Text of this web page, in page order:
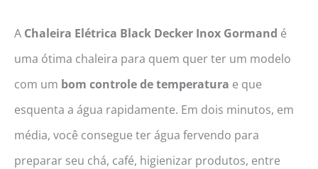
A Chaleira Elétrica Black Decker Inox Gormand é
uma ótima chaleira para quem quer ter um modelo
com um bom controle de temperatura e que
esquenta a água rapidamente. Em dois minutos, em
média, você consegue ter água fervendo para
preparar seu chá, café, higienizar produtos, entre